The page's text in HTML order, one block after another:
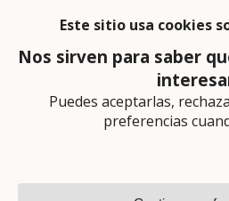
En calidad de afiliado
ingresos por las